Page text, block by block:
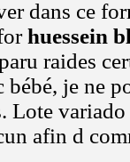
dans ce
huessein
raides
bébé, je ne
Lote variado
afin d